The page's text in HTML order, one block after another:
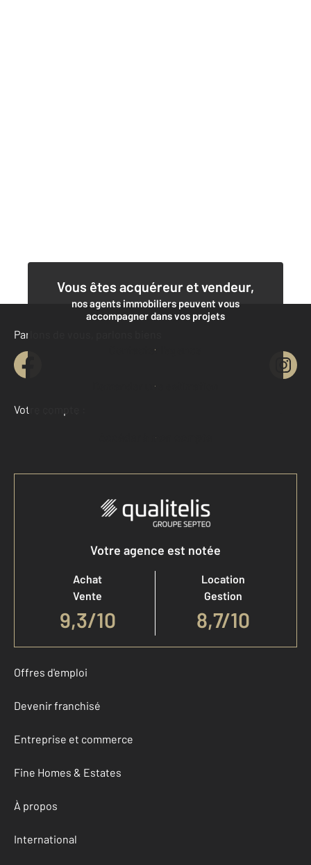
Vous êtes acquéreur et vendeur,
nos agents immobiliers peuvent vous
accompagner dans vos projets
Contacter l'agence
Demander une estimation
Parlons de vous, parlons biens
Votre compte :
Accéder à mon compte
Votre agence est notée
Achat
Vente
9,3/10
Location
Gestion
8,7/10
Offres d'emploi
Devenir franchisé
Entreprise et commerce
Fine Homes & Estates
À propos
International